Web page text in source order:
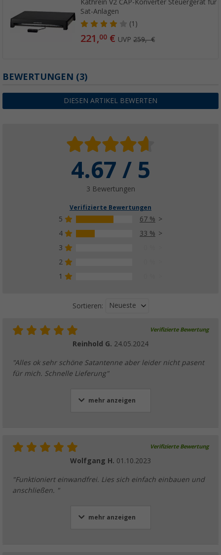
Kathrein V2 CAP-Konverter Steuergerät für
Sat-Anlagen
(1)
221,00 € UVP259,- €
BEWERTUNGEN (3)
DIESEN ARTIKEL BEWERTEN
4.67 / 5
3 Bewertungen
Verifizierte Bewertungen
5
67 %
4
33 %
3
2
1
Sortieren: Neueste
Verifizierte Bewertung
Reinhold G. 24.05.2024
"Alles ok sehr schöne Satantenne aber leider nicht pasent
für mich. Schnelle Lieferung"
mehr anzeigen
Verifizierte Bewertung
Wolfgang H. 01.10.2023
"Funktioniert einwandfrei. Lies sich einfach einbauen und
anschließen. "
mehr anzeigen